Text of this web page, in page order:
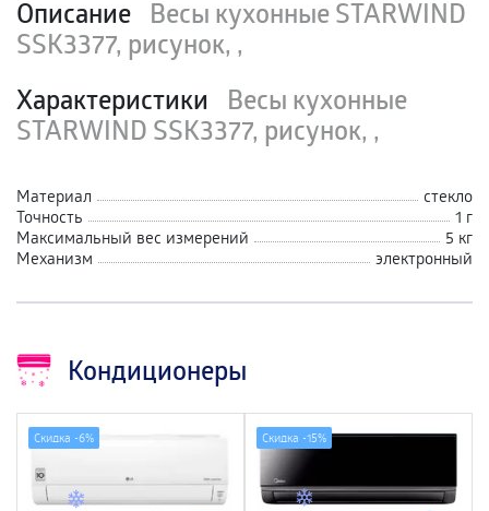
Описание Весы кухонные STARWIND
SSK3377, рисунок, ,
Характеристики
Весы кухонные
STARWIND SSK3377, рисунок, ,
Материал
стекло
Точность
1 г
Максимальный вес измерений
5 кг
Механизм
электронный
Кондиционеры
Скидка -6% Скидка -15%